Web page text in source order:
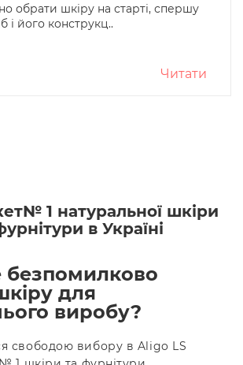
обрати шкіру на старті, спершу
і його конструкц..
Читати
1 натуральної шкіри
в Україні
безпомилково
для
виробу?
свободою вибору в Aligo LS